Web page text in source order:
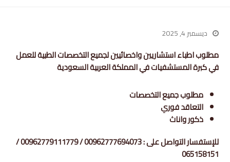
ديسمبر 4, 2025
مطلوب اطباء استشاريين واخصائيين لجميع التخصصات الطبية للعمل
في كبرة المستشفيات في المملكة العربية السعودية
مطلوب جميع التخصصات
التعاقد فوري
ذكور واناث
للإستفسار التواصل على : 00962777694073 / 00962779111779 /
065158151